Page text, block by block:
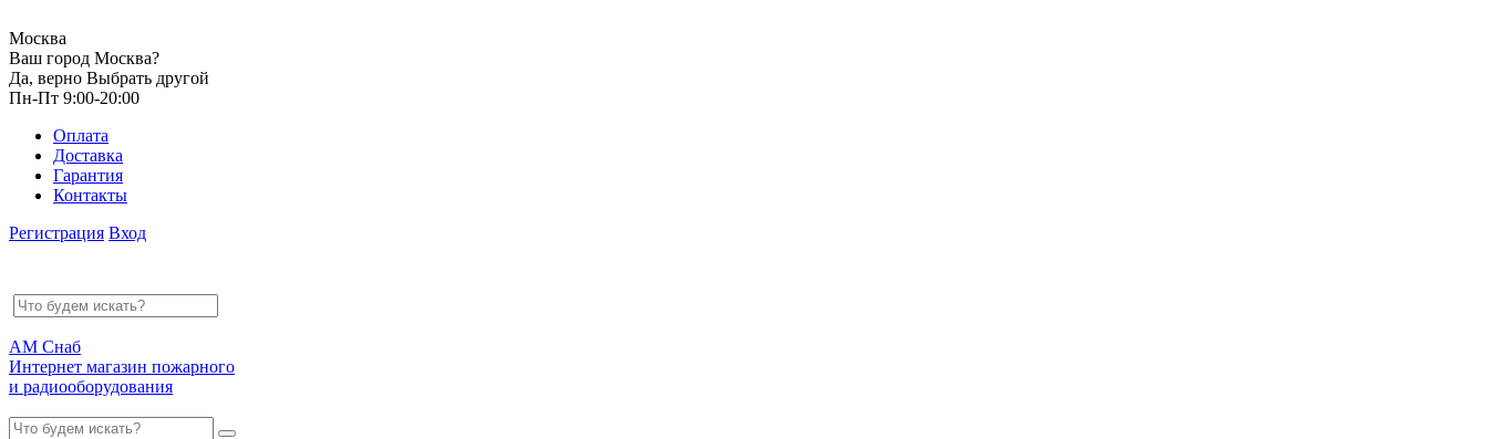
Москва
Ваш город Москва?
Да, верно Выбрать другой
Пн-Пт 9:00-20:00
Оплата
Доставка
Гарантия
Контакты
Регистрация Вход
АМ Снаб
Интернет магазин пожарного
и радиооборудования